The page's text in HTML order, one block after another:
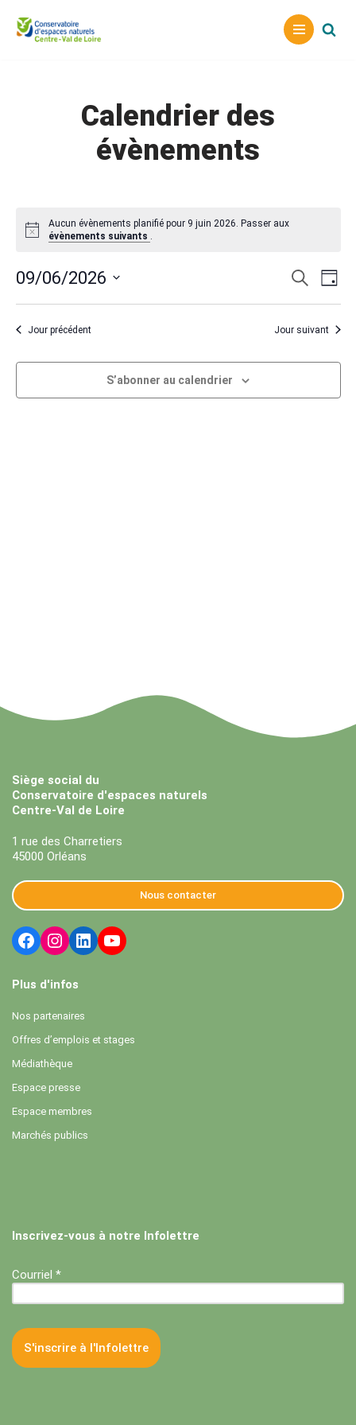
Aller
Calendrier des
évènements
Aucun évènements planifié pour 9 juin 2026. Passer aux
évènements suivants .
et
de
vues
Recherche
de
Jour
09/06/2026
date.
Jour précédent Jour suivant
S’abonner au calendrier
Siège social du
Conservatoire d'espaces naturels
Centre-Val de Loire
1 rue des Charretiers
45000 Orléans
Nous contacter
Plus d'infos
Nos partenaires
Offres d’emplois et stages
Médiathèque
Espace presse
Espace membres
Marchés publics
Inscrivez-vous à notre Infolettre
Courriel *